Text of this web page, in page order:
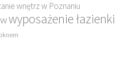
wnętrz w Poznaniu
wyposażenie łazienki